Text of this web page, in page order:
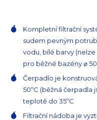
Kompletní filtrační
sudem pevným
vodu, bílé barvy
pro běžné bazény ⌀ 50
Čerpadlo je
50ºC (běžná čerpadla
teplotě do 35ºC
Filtrační nádoba je